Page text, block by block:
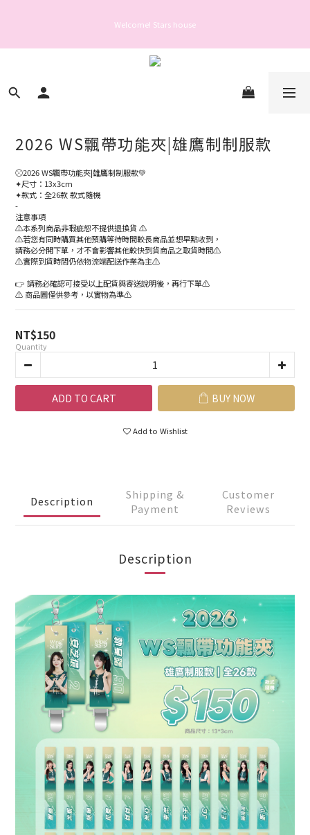
Welcome! Stars house
親愛的會員您好： 為保障您的帳號安全與提升服務品質，自 2025 年 6 月 26 日起，
2026 WS飄帶功能夾|雄鷹制制服款
⚾️2026 WS飄帶功能夾|雄鷹制制服款💚
✦尺寸：13x3cm
✦款式：全26款 款式隨機
-
注意事項
⚠️本系列商品非瑕疵恕不提供退換貨 ⚠️
⚠️若您有同時購買其他預購等待時間較長商品並想早點收到，
請務必分開下單，才不會影響其他較快到貨商品之取貨時間⚠️
⚠️實際到貨時間仍依物流端配送作業為主⚠️
👉 請務必確認可接受以上配貨與寄送說明後，再行下單⚠️
⚠️ 商品圖僅供參考，以實物為準⚠️
NT$150
Quantity
ADD TO CART BUY NOW
Add to Wishlist
Description
Shipping &
Payment
Customer
Reviews
Description